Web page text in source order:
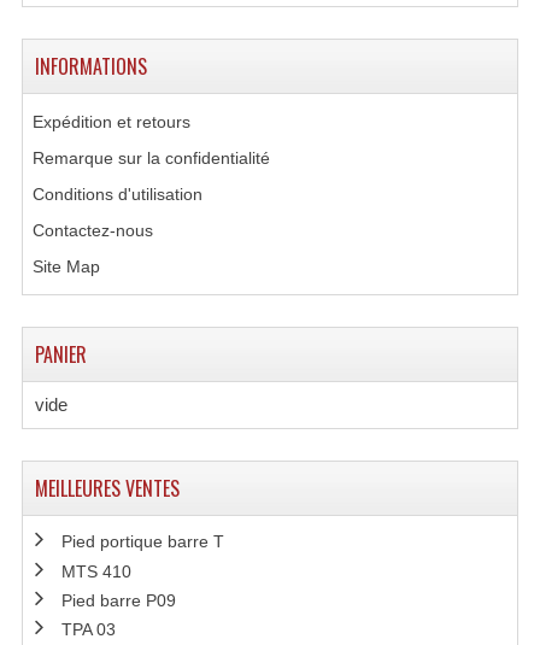
INFORMATIONS
Expédition et retours
Remarque sur la confidentialité
Conditions d'utilisation
Contactez-nous
Site Map
PANIER
vide
MEILLEURES VENTES
Pied portique barre T
MTS 410
Pied barre P09
TPA 03